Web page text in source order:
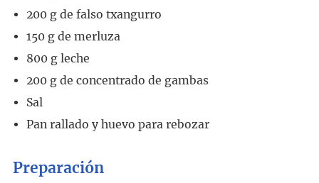
200 g de falso txangurro
150 g de merluza
800 g leche
200 g de concentrado de gambas
Sal
Pan rallado y huevo para rebozar
Preparación